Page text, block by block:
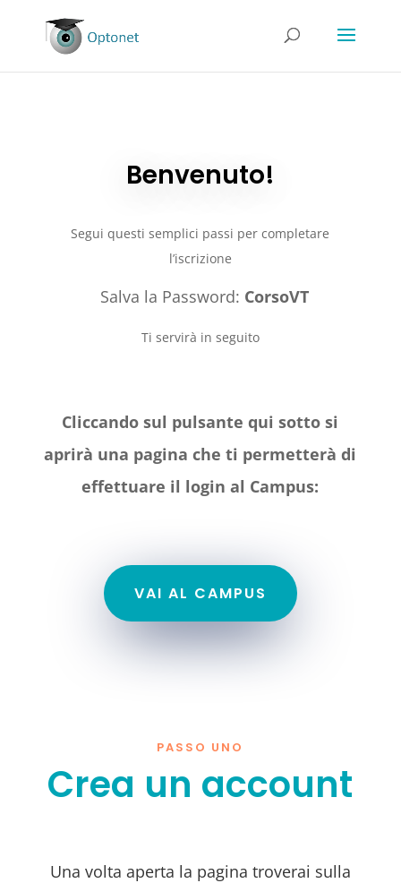
Benvenuto!
Segui questi semplici passi per completare
l’iscrizione
Salva la Password: CorsoVT
Ti servirà in seguito
Cliccando sul pulsante qui sotto si
aprirà una pagina che ti permetterà di
effettuare il login al Campus:
VAI AL CAMPUS
PASSO UNO
Crea un account
Una volta aperta la pagina troverai sulla